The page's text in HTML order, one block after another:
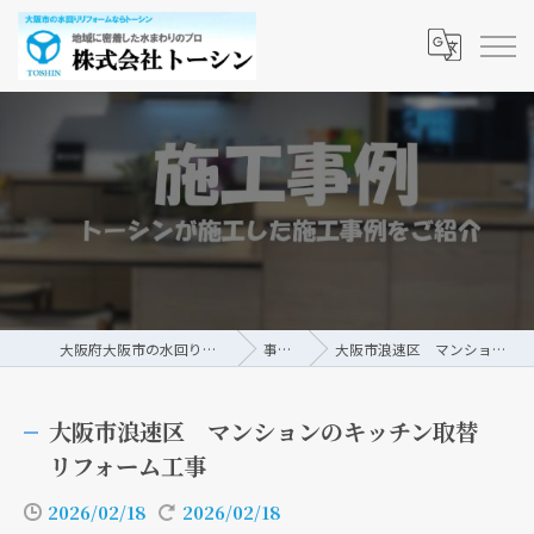
大阪府大阪市の水回りリフォームなら株式会社トーシン 事例/ブログ 大阪市浪速区 マンションのキッチン取替リフォーム工事
大阪市浪速区 マンションのキッチン取替
リフォーム工事
2026/02/18 2026/02/18